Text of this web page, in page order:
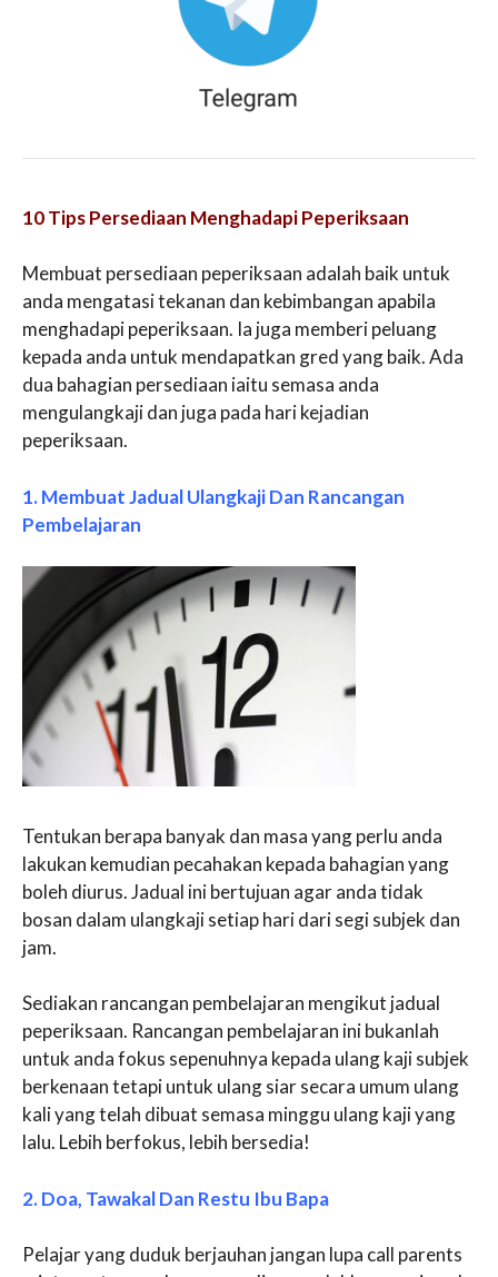
10 Tips Persediaan Menghadapi Peperiksaan
Membuat persediaan peperiksaan adalah baik untuk
anda mengatasi tekanan dan kebimbangan apabila
menghadapi peperiksaan. Ia juga memberi peluang
kepada anda untuk mendapatkan gred yang baik. Ada
dua bahagian persediaan iaitu semasa anda
mengulangkaji dan juga pada hari kejadian
peperiksaan.
1. Membuat Jadual Ulangkaji Dan Rancangan
Pembelajaran
Tentukan berapa banyak dan masa yang perlu anda
lakukan kemudian pecahakan kepada bahagian yang
boleh diurus. Jadual ini bertujuan agar anda tidak
bosan dalam ulangkaji setiap hari dari segi subjek dan
jam.
Sediakan rancangan pembelajaran mengikut jadual
peperiksaan. Rancangan pembelajaran ini bukanlah
untuk anda fokus sepenuhnya kepada ulang kaji subjek
berkenaan tetapi untuk ulang siar secara umum ulang
kali yang telah dibuat semasa minggu ulang kaji yang
lalu. Lebih berfokus, lebih bersedia!
2. Doa, Tawakal Dan Restu Ibu Bapa
Pelajar yang duduk berjauhan jangan lupa call parents